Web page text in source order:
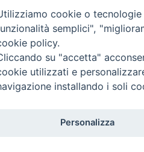
i diritti riservati - Vita
cookie o
semplici",
policy.
su "accetta"
utilizzati e
installando i soli
Personalizza